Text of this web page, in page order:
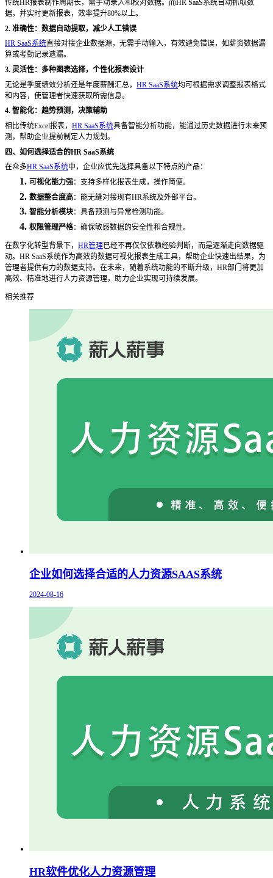
传统HR报表制作周期长，需手动录入和校对数据。而HR SaaS系统自动抓取数
据，并实时更新报表，效率提升80%以上。
2. 准确性：数据自动提取，减少人工错误
HR SaaS系统直接对接企业数据源，无需手动输入，有效避免错误，如薪资数据漏
算或考勤记录遗漏。
3. 灵活性：多种图表选择，个性化报表设计
无论是季度绩效分析还是年度薪酬汇总， HR SaaS系统均可根据需求调整报表格式
和内容，使管理者快速获取所需信息。
4. 智能化：趋势预测，决策辅助
相比传统Excel报表， HR SaaS系统具备智能分析功能，能通过历史数据进行未来预
测，帮助企业提前制定人力规划。
四、如何选择适合的HR SaaS系统
在众多HR SaaS系统中，企业应优先选择具备以下特点的产品：
1. 可视化能力强：支持多样化报表生成，操作简便。
2. 数据整合度高：能无缝对接现有HR系统及外部平台。
3. 智能分析模块：具备预测与异常检测功能。
4. 权限管理严格：确保敏感数据的安全性和合规性。
在数字化转型背景下， HR管理已经不再仅仅依赖经验判断，而是逐渐走向数据驱
动。HR SaaS系统作为高效的数据可视化报表生成工具，帮助企业快速出结果，为
管理者提供有力的数据支持。在未来，随着系统功能的不断升级，HR部门将更加
高效、精准地进行人力资源管理，助力企业实现可持续发展。
相关推荐
企业如何选择合适的人力资源SAAS系统
2024-08-16
HR软件优化人力资源管理